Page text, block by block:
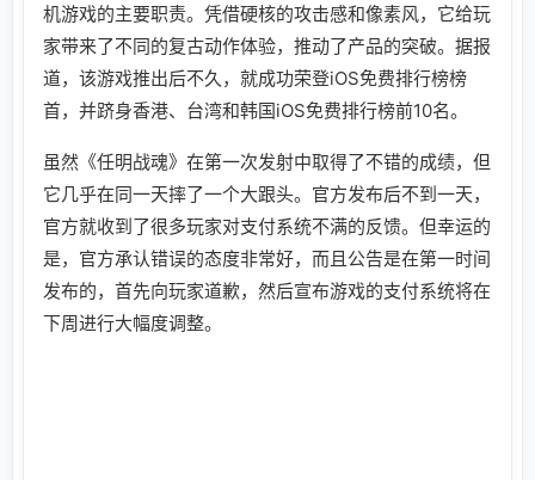
机游戏的主要职责。凭借硬核的攻击感和像素风，它给玩
家带来了不同的复古动作体验，推动了产品的突破。据报
道，该游戏推出后不久，就成功荣登iOS免费排行榜榜
首，并跻身香港、台湾和韩国iOS免费排行榜前10名。
虽然《任明战魂》在第一次发射中取得了不错的成绩，但
它几乎在同一天摔了一个大跟头。官方发布后不到一天，
官方就收到了很多玩家对支付系统不满的反馈。但幸运的
是，官方承认错误的态度非常好，而且公告是在第一时间
发布的，首先向玩家道歉，然后宣布游戏的支付系统将在
下周进行大幅度调整。